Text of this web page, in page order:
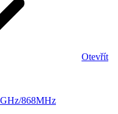
Otevřít
868MHz